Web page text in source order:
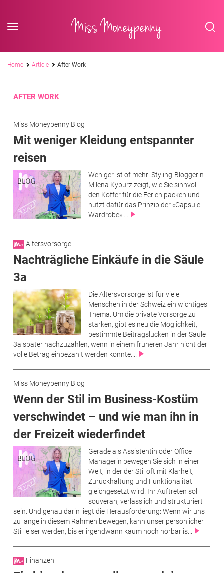
Miss Moneypenny
Pfadnavigation
Home Article After Work
AFTER WORK
Miss Moneypenny Blog
Mit weniger Kleidung entspannter
reisen
Weniger ist of mehr: Styling-Bloggerin
Milena Kyburz zeigt, wie Sie sinnvoll
den Koffer für die Ferien packen und
nutzt dafür das Prinzip der «Capsule
Wardrobe»....
Altersvorsorge
Nachträgliche Einkäufe in die Säule
3a
Die Altersvorsorge ist für viele
Menschen in der Schweiz ein wichtiges
Thema. Um die private Vorsorge zu
stärken, gibt es neu die Möglichkeit,
bestimmte Beitragslücken in der Säule
3a später nachzuzahlen, wenn in einem früheren Jahr nicht der
volle Betrag einbezahlt werden konnte....
Miss Moneypenny Blog
Wenn der Stil im Business-Kostüm
verschwindet – und wie man ihn in
der Freizeit wiederfindet
Gerade als Assistentin oder Office
Managerin bewegen Sie sich in einer
Welt, in der der Stil oft mit Klarheit,
Zurückhaltung und Funktionalität
gleichgesetzt wird. Ihr Auftreten soll
souverän, verlässlich und strukturiert
sein. Und genau darin liegt die Herausforderung: Wenn wir uns
zu lange in diesem Rahmen bewegen, kann unser persönlicher
Stil leiser werden, bis er irgendwann kaum noch hörbar is...
Finanzen